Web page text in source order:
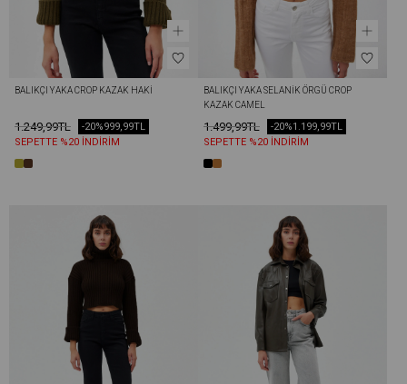
BALIKÇI YAKA CROP KAZAK HAKI
1.249,99TL 999,99TL
-20%
SEPETTE %20 İNDİRİM
BALIKÇI YAKA SELANIK ÖRGÜ CROP
KAZAK CAMEL
1.499,99TL 1.199,99TL
-20%
SEPETTE %20 İNDİRİM